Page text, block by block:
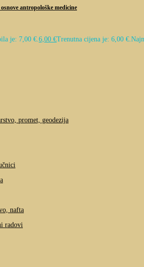
antropološke medicine
je: 7,00 €.6,00 €Trenutna cijena je: 6,00 €.
promet, geodezija
nafta
radovi